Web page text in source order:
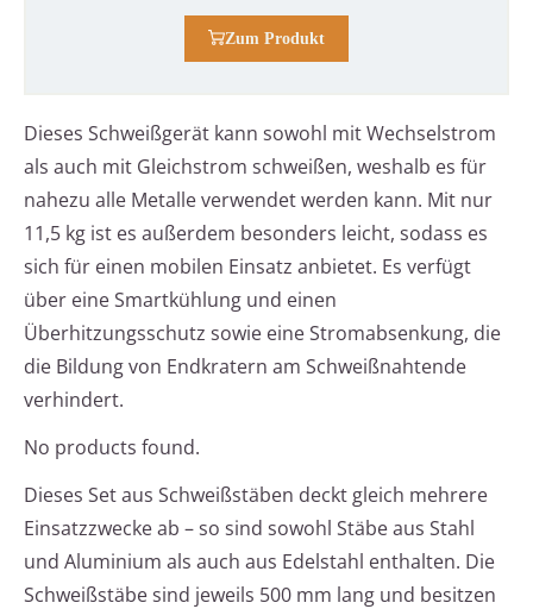
Zum Produkt
Dieses Schweißgerät kann sowohl mit Wechselstrom
als auch mit Gleichstrom schweißen, weshalb es für
nahezu alle Metalle verwendet werden kann. Mit nur
11,5 kg ist es außerdem besonders leicht, sodass es
sich für einen mobilen Einsatz anbietet. Es verfügt
über eine Smartkühlung und einen
Überhitzungsschutz sowie eine Stromabsenkung, die
die Bildung von Endkratern am Schweißnahtende
verhindert.
No products found.
Dieses Set aus Schweißstäben deckt gleich mehrere
Einsatzzwecke ab – so sind sowohl Stäbe aus Stahl
und Aluminium als auch aus Edelstahl enthalten. Die
Schweißstäbe sind jeweils 500 mm lang und besitzen